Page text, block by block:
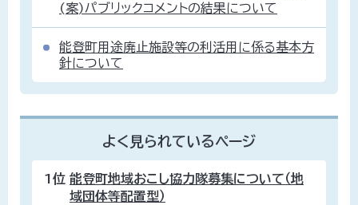
(案)パブリックコメントの結果について
能登町用途廃止施設等の利活用に係る基本方
針について
よく見られているページ
1位 能登町地域おこし協力隊募集について（地
域団体等配置型）